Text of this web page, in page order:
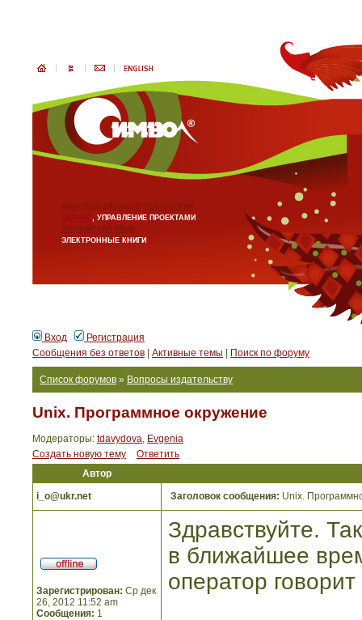
ИНФОРМАЦИОННЫЕ ТЕХНОЛОГИИ
БИЗНЕС, УПРАВЛЕНИЕ ПРОЕКТАМИ
АНГЛИЙСКИЙ ЯЗЫК
ЭЛЕКТРОННЫЕ КНИГИ
Вход
Регистрация
Сообщения без ответов
Активные темы Поиск по форуму
Список форумов » Вопросы издательству
Unix. Программное окружение
Модераторы: tdavydova, Evgenia
Создать новую тему
Ответить
Автор
i_o@ukr.net
Заголовок сообщения: Unix.
Зарегистрирован: Ср дек
26, 2012 11:52 am
Сообщения: 1
Здравствуйте.
в ближайшее
оператор